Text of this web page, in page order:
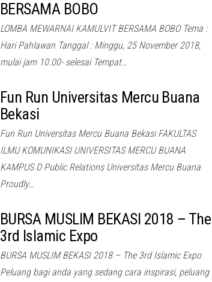
BERSAMA BOBO
LOMBA MEWARNAI KAMULVIT BERSAMA BOBO Tema :
Hari Pahlawan Tanggal : Minggu, 25 November 2018,
mulai jam 10.00- selesai Tempat…
Fun Run Universitas Mercu Buana
Bekasi
Fun Run Universitas Mercu Buana Bekasi FAKULTAS
ILMU KOMUNIKASI UNIVERSITAS MERCU BUANA
KAMPUS D Public Relations Universitas Mercu Buana
Proudly…
BURSA MUSLIM BEKASI 2018 – The
3rd Islamic Expo
BURSA MUSLIM BEKASI 2018 – The 3rd Islamic Expo
Peluang bagi anda yang sedang cara inspirasi, peluang